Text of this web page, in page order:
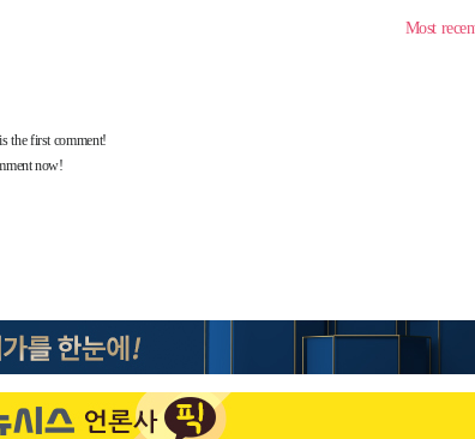
2
정보석 "황정음 전 남편 서
었는데…"